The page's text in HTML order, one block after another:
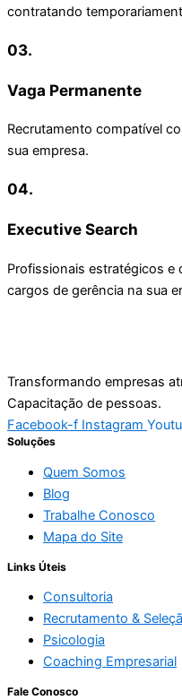
contratando
03.
Vaga Permanente
Recrutamento compatível
sua empresa.
04.
Executive Search
Profissionais estratégicos e
cargos de gerência na sua
Transformando empresas
Capacitação de pessoas.
Facebook-f Instagram
Soluções
Quem Somos
Blog
Trabalhe Conosco
Mapa do Site
Links Úteis
Consultoria
Recrutamento &
Psicologia
Coaching Empresarial
Fale Conosco